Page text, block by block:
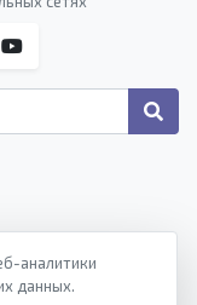
аналитики
данных.